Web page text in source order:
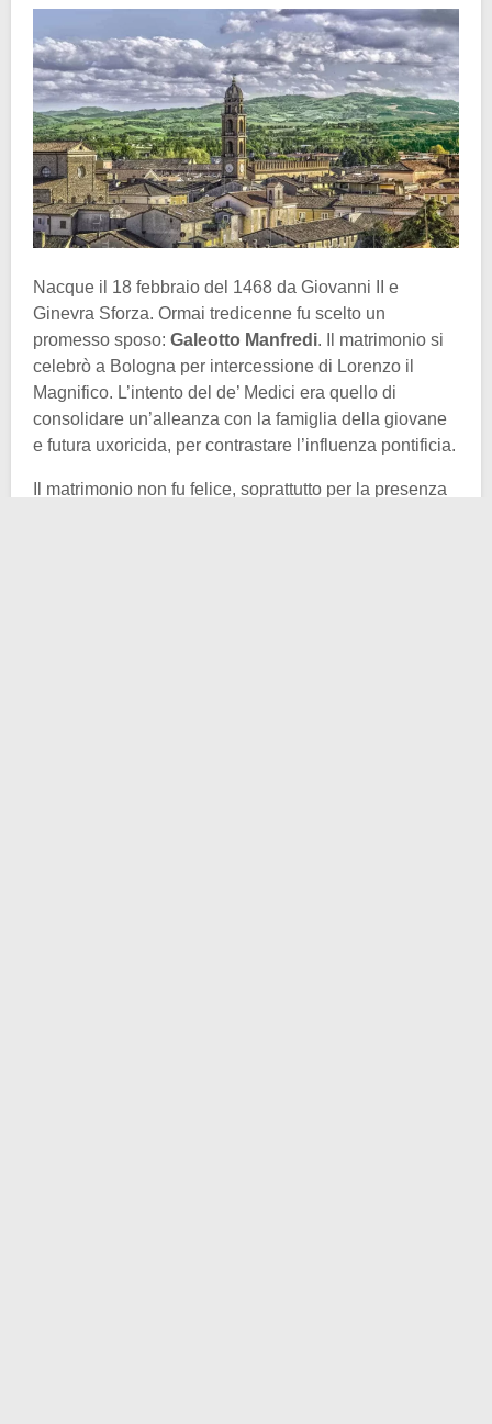
Nacque il 18 febbraio del 1468 da Giovanni II e
Ginevra Sforza. Ormai tredicenne fu scelto un
promesso sposo: Galeotto Manfredi. Il matrimonio si
celebrò a Bologna per intercessione di Lorenzo il
Magnifico. L’intento del de’ Medici era quello di
consolidare un’alleanza con la famiglia della giovane
e futura uxoricida, per contrastare l’influenza pontificia.
Il matrimonio non fu felice, soprattutto per la presenza